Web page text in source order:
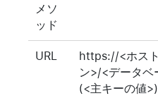
メソ
ッド
URL
https://<ホス
ン>/<データベ
(<主キーの値